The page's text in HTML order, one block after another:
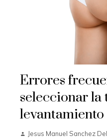
Errores
seleccionar la
levantamiento
Jesus Manuel Sanchez